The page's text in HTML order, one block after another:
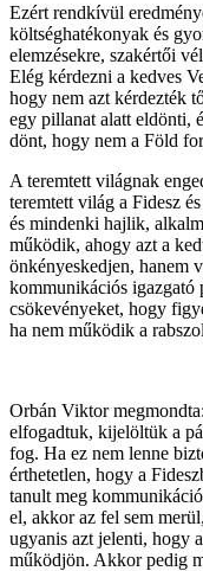
Ezért rendkívül
költséghatékonyak és
elemzésekre, szakértői
Elég kérdezni a kedves
hogy nem azt kérdezték
egy pillanat alatt eldönti,
dönt, hogy nem a Föld
A teremtett világnak
teremtett világ a Fidesz
és mindenki hajlik,
működik, ahogy azt a
önkényeskedjen, hanem
kommunikációs igazgató
csökevényeket, hogy
ha nem működik a
Orbán Viktor
elfogadtuk, kijelöltük a
fog. Ha ez nem lenne
érthetetlen, hogy a
tanult meg
el, akkor az fel sem
ugyanis azt jelenti, hogy
működjön. Akkor pedig